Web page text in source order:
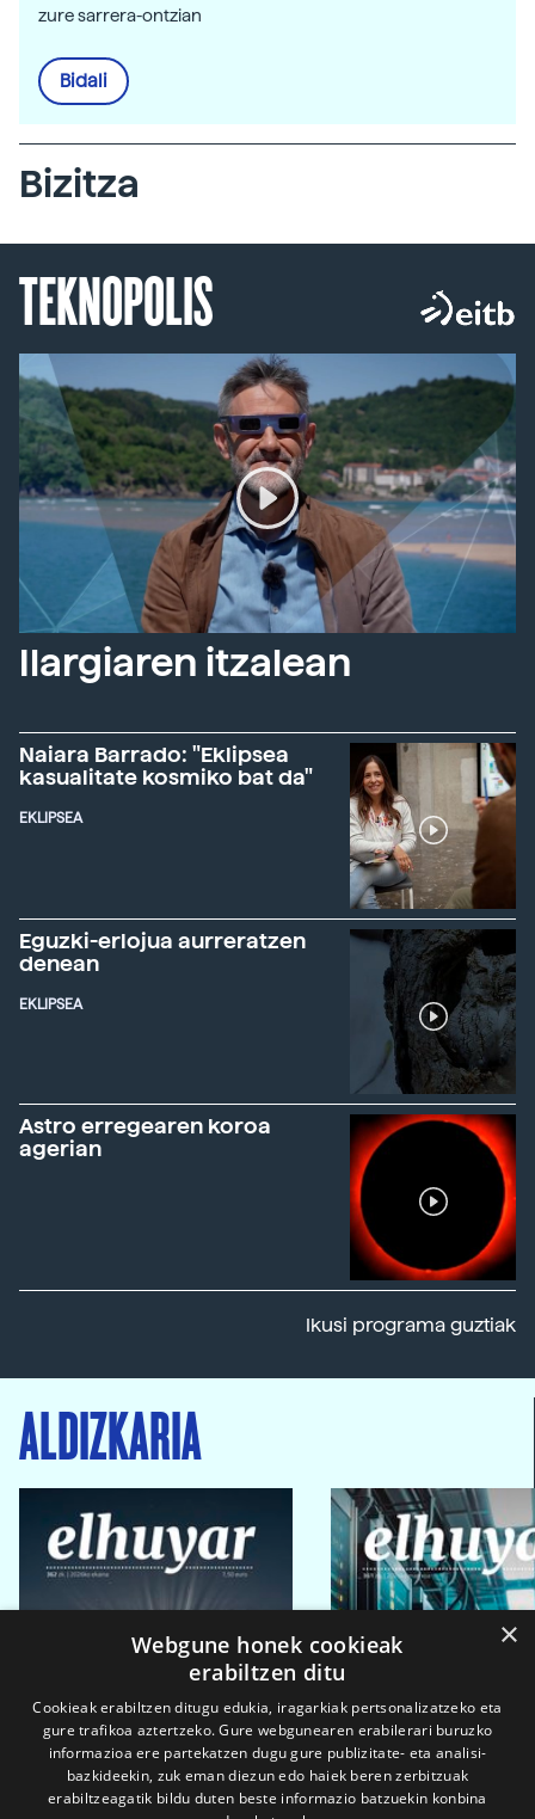
zure sarrera-ontzian
Bidali
Bizitza
TEKNOPOLIS
Ilargiaren itzalean
Naiara Barrado: "Eklipsea
kasualitate kosmiko bat da"
EKLIPSEA
Eguzki-erlojua aurreratzen
denean
EKLIPSEA
Astro erregearen koroa
agerian
Ikusi programa guztiak
ALDIZKARIA
×
Webgune honek cookieak
erabiltzen ditu
Cookieak erabiltzen ditugu edukia, iragarkiak pertsonalizatzeko eta
gure trafikoa aztertzeko. Gure webgunearen erabilerari buruzko
informazioa ere partekatzen dugu gure publizitate- eta analisi-
bazkideekin, zuk eman diezun edo haiek beren zerbitzuak
erabiltzeagatik bildu duten beste informazio batzuekin konbina